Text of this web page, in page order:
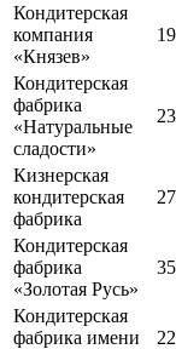
Кондитерская
компания
«Князев»
Кондитерская
фабрика
«Натуральные
сладости»
Кизнерская
кондитерская
фабрика
Кондитерская
фабрика
«Золотая Русь»
Кондитерская
фабрика имени